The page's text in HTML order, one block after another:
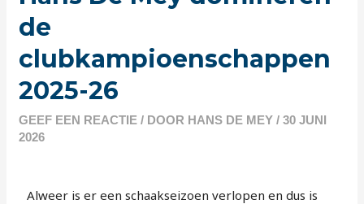
de
clubkampioenschappen
2025-26
GEEF EEN REACTIE / DOOR HANS DE MEY/30 JUNI
2026
Alweer is er een schaakseizoen verlopen en dus is